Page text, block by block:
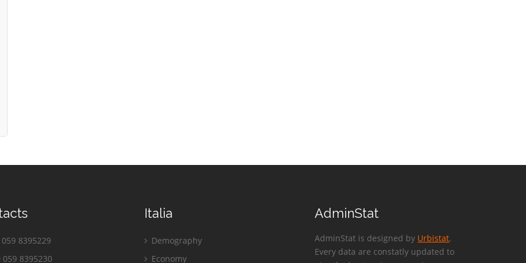
059 8395229
059 8395230
Italia
Demography
Economy
AdminStat
AdminStat is designed by Urbistat.
Every data are constatly updated to